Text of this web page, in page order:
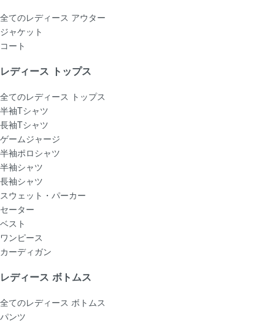
全てのレディース アウター
ジャケット
コート
レディース トップス
全てのレディース トップス
半袖Tシャツ
長袖Tシャツ
ゲームジャージ
半袖ポロシャツ
半袖シャツ
長袖シャツ
スウェット・パーカー
セーター
ベスト
ワンピース
カーディガン
レディース ボトムス
全てのレディース ボトムス
パンツ